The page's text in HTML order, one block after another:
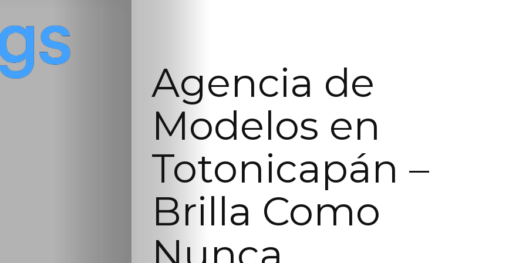
Agencia de
Modelos en
Totonicapán –
Brilla Como